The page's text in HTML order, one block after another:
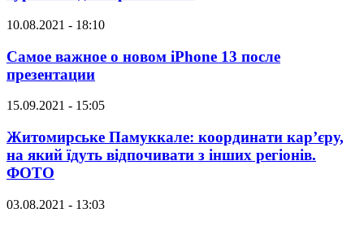
10.08.2021 - 18:10
Самое важное о новом iPhone 13 после
презентации
15.09.2021 - 15:05
Житомирське Памуккале: координати кар’єру,
на який їдуть відпочивати з інших регіонів.
ФОТО
03.08.2021 - 13:03